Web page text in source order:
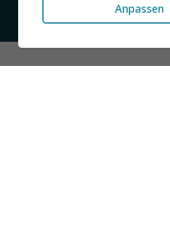
© 2026 jobMIXER.de, alle
Anpassen